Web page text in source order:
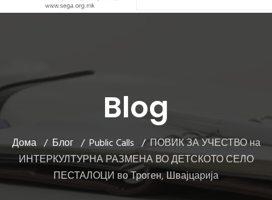
Blog
Дома Блог Public Calls
ПОВИК ЗА УЧЕСТВО на
ИНТЕРКУЛТУРНА РАЗМЕНА ВО ДЕТСКОТО СЕЛО
ПЕСТАЛОЦИ во Троген, Швајцарија